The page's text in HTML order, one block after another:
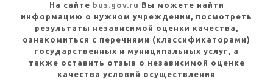
На сайте bus.gov.ru Вы можете найти
информацию о нужном учреждении, посмотреть
результаты независимой оценки качества,
ознакомиться с перечнями (классификаторами)
государственных и муниципальных услуг, а
также оставить отзыв о независимой оценке
качества условий осуществления